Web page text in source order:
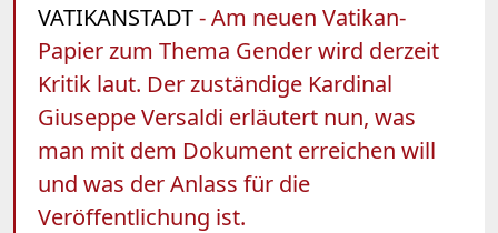
VATIKANSTADT- Am neuen Vatikan-
Papier zum Thema Gender wird derzeit
Kritik laut. Der zuständige Kardinal
Giuseppe Versaldi erläutert nun, was
man mit dem Dokument erreichen will
und was der Anlass für die
Veröffentlichung ist.